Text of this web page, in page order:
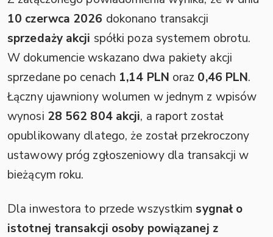
10 czerwca 2026 dokonano transakcji
sprzedaży akcji spółki poza systemem obrotu.
W dokumencie wskazano dwa pakiety akcji
sprzedane po cenach 1,14 PLN oraz 0,46 PLN.
Łączny ujawniony wolumen w jednym z wpisów
wynosi 28 562 804 akcji, a raport został
opublikowany dlatego, że został przekroczony
ustawowy próg zgłoszeniowy dla transakcji w
bieżącym roku.
Dla inwestora to przede wszystkim sygnał o
istotnej transakcji osoby powiązanej z